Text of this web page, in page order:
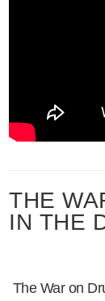
THE
IN THE
The War on